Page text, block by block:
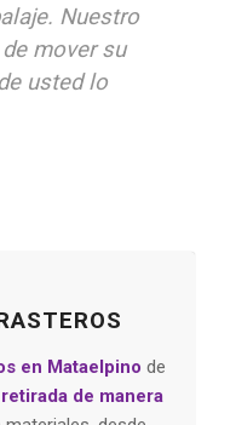
Nuestro
mover su
usted lo
en Mataelpino de
retirada de manera